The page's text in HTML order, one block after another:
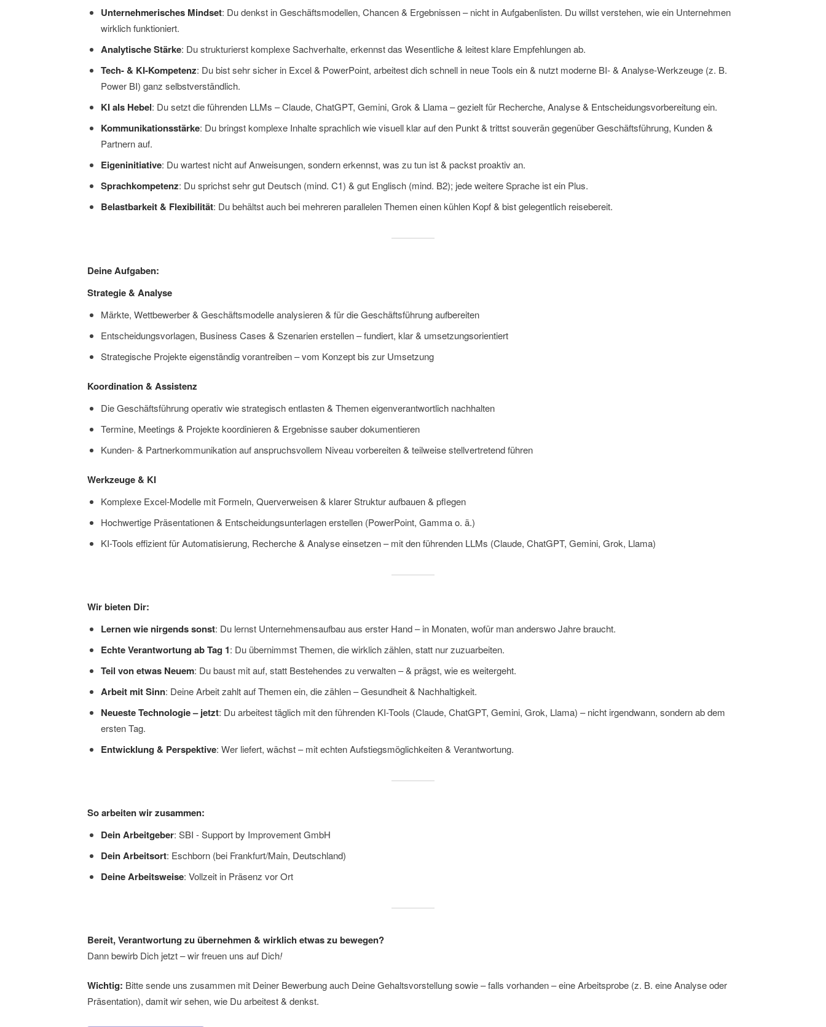
Unternehmerisches Mindset: Du denkst in Geschäftsmodellen, Chancen & Ergebnissen – nicht in Aufgabenlisten. Du willst verstehen, wie ein Unternehmen
wirklich funktioniert.
Analytische Stärke: Du strukturierst komplexe Sachverhalte, erkennst das Wesentliche & leitest klare Empfehlungen ab.
Tech- & KI-Kompetenz: Du bist sehr sicher in Excel & PowerPoint, arbeitest dich schnell in neue Tools ein & nutzt moderne BI- & Analyse-Werkzeuge (z. B.
Power BI) ganz selbstverständlich.
KI als Hebel: Du setzt die führenden LLMs – Claude, ChatGPT, Gemini, Grok & Llama – gezielt für Recherche, Analyse & Entscheidungsvorbereitung ein.
Kommunikationsstärke: Du bringst komplexe Inhalte sprachlich wie visuell klar auf den Punkt & trittst souverän gegenüber Geschäftsführung, Kunden &
Partnern auf.
Eigeninitiative: Du wartest nicht auf Anweisungen, sondern erkennst, was zu tun ist & packst proaktiv an.
Sprachkompetenz: Du sprichst sehr gut Deutsch (mind. C1) & gut Englisch (mind. B2); jede weitere Sprache ist ein Plus.
Belastbarkeit & Flexibilität: Du behältst auch bei mehreren parallelen Themen einen kühlen Kopf & bist gelegentlich reisebereit.
Deine Aufgaben:
Strategie & Analyse
Märkte, Wettbewerber & Geschäftsmodelle analysieren & für die Geschäftsführung aufbereiten
Entscheidungsvorlagen, Business Cases & Szenarien erstellen – fundiert, klar & umsetzungsorientiert
Strategische Projekte eigenständig vorantreiben – vom Konzept bis zur Umsetzung
Koordination & Assistenz
Die Geschäftsführung operativ wie strategisch entlasten & Themen eigenverantwortlich nachhalten
Termine, Meetings & Projekte koordinieren & Ergebnisse sauber dokumentieren
Kunden- & Partnerkommunikation auf anspruchsvollem Niveau vorbereiten & teilweise stellvertretend führen
Werkzeuge & KI
Komplexe Excel-Modelle mit Formeln, Querverweisen & klarer Struktur aufbauen & pflegen
Hochwertige Präsentationen & Entscheidungsunterlagen erstellen (PowerPoint, Gamma o. ä.)
KI-Tools effizient für Automatisierung, Recherche & Analyse einsetzen – mit den führenden LLMs (Claude, ChatGPT, Gemini, Grok, Llama)
Wir bieten Dir:
Lernen wie nirgends sonst: Du lernst Unternehmensaufbau aus erster Hand – in Monaten, wofür man anderswo Jahre braucht.
Echte Verantwortung ab Tag 1: Du übernimmst Themen, die wirklich zählen, statt nur zuzuarbeiten.
Teil von etwas Neuem: Du baust mit auf, statt Bestehendes zu verwalten – & prägst, wie es weitergeht.
Arbeit mit Sinn: Deine Arbeit zahlt auf Themen ein, die zählen – Gesundheit & Nachhaltigkeit.
Neueste Technologie – jetzt: Du arbeitest täglich mit den führenden KI-Tools (Claude, ChatGPT, Gemini, Grok, Llama) – nicht irgendwann, sondern ab dem
ersten Tag.
Entwicklung & Perspektive: Wer liefert, wächst – mit echten Aufstiegsmöglichkeiten & Verantwortung.
So arbeiten wir zusammen:
Dein Arbeitgeber: SBI - Support by Improvement GmbH
Dein Arbeitsort: Eschborn (bei Frankfurt/Main, Deutschland)
Deine Arbeitsweise: Vollzeit in Präsenz vor Ort
Bereit, Verantwortung zu übernehmen & wirklich etwas zu bewegen?
Dann bewirb Dich jetzt – wir freuen uns auf Dich!
Wichtig: Bitte sende uns zusammen mit Deiner Bewerbung auch Deine Gehaltsvorstellung sowie – falls vorhanden – eine Arbeitsprobe (z. B. eine Analyse oder
Präsentation), damit wir sehen, wie Du arbeitest & denkst.